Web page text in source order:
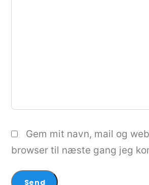
Gem mit navn, mail og
browser til næste gang jeg